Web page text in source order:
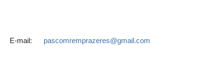
E-mail: pascomremprazeres@gmail.com